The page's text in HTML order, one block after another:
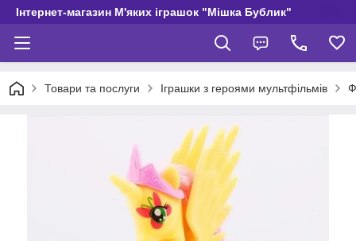
Інтернет-магазин М'яких іграшок "Мішка Бублик"
Товари та послуги Іграшки з героями мультфільмів